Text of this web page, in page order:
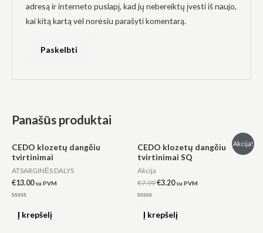
adresą ir interneto puslapį, kad jų nebereiktų įvesti iš naujo,
kai kitą kartą vėl norėsiu parašyti komentarą.
Panašūs produktai
CEDO klozetų dangčiu
tvirtinimai
ATSARGINĖS DALYS
€13.00 su PVM
Į krepšelį
Akcija!
CEDO klozetų dangčiu
tvirtinimai SQ
Akcija
€7.99
price
was:
€3.20
price
is:
su PVM
Į krepšelį